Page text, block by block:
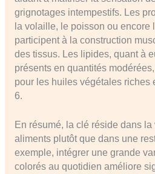
grignotages intempestifs. Les
la volaille, le poisson ou encore
participent à la construction
des tissus. Les lipides, quant à
présents en quantités
pour les huiles végétales riches
6.
En résumé, la clé réside dans
aliments plutôt que dans une
exemple, intégrer une grande
colorés au quotidien améliore